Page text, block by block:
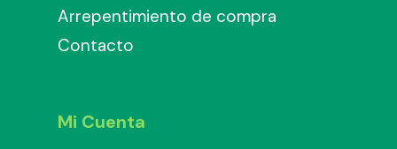
Arrepentimiento de compra
Contacto
Mi Cuenta